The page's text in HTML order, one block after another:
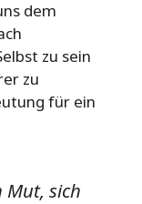
dem
zu sein
zu
für ein
sich